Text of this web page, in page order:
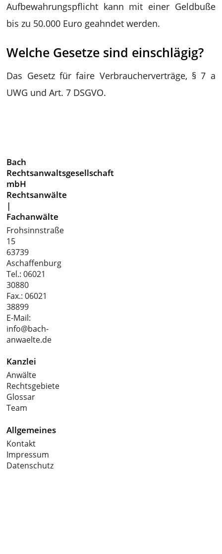
Aufbewahrungspflicht kann mit einer Geldbuße
bis zu 50.000 Euro geahndet werden.
Welche Gesetze sind einschlägig?
Das Gesetz für faire Verbraucherverträge, § 7 a
UWG und Art. 7 DSGVO.
Bach
Rechtsanwaltsgesellschaft
mbH
Rechtsanwälte
|
Fachanwälte
Frohsinnstraße
15
63739
Aschaffenburg
Tel.:06021
30880
Fax.: 06021
38899
E-Mail:
info@bach-
anwaelte.de
Kanzlei
Anwälte
Rechtsgebiete
Glossar
Team
Allgemeines
Kontakt
Impressum
Datenschutz